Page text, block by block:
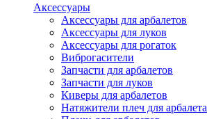
Аксессуары
Аксессуары для арбалетов
Аксессуары для луков
Аксессуары для рогаток
Виброгасители
Запчасти для арбалетов
Запчасти для луков
Киверы для арбалетов
Натяжители плеч для арбалета